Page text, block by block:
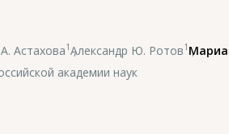
Астахова1,
Александр Ю. Ротов1 ,
академии наук